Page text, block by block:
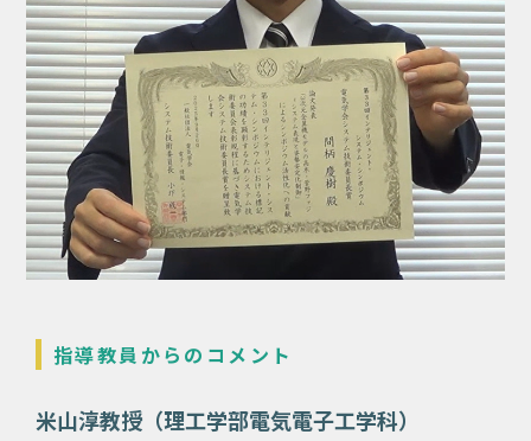
指導教員からのコメント
米山淳教授（理工学部電気電子工学科）